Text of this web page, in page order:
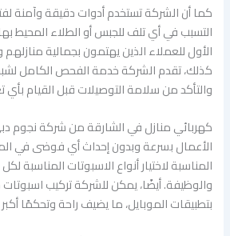
كما أن الشركة تستخدم أدوات دقيقة وآمنة
التسبب في أي تلف للجبس أو الطلاء المحيط
الأول للعملاء الذين يهتمون بجمالية
كذلك، تقدم الشركة خدمة الفحص الكامل
والتأكد من سلامة التوصيلات قبل القيام بأي
كهربائي منازل في الشارقة من شركة نجوم
الأعمال بسرعة وبدون إحداث أي فوضى في
المناسبة لاختيار أنواع الاسبوتات المناسبة
والوظيفة. أيضًا، يمكن للشركة تركيب
بتطبيقات الموبايل، ما يضيف راحة وتحكمًا